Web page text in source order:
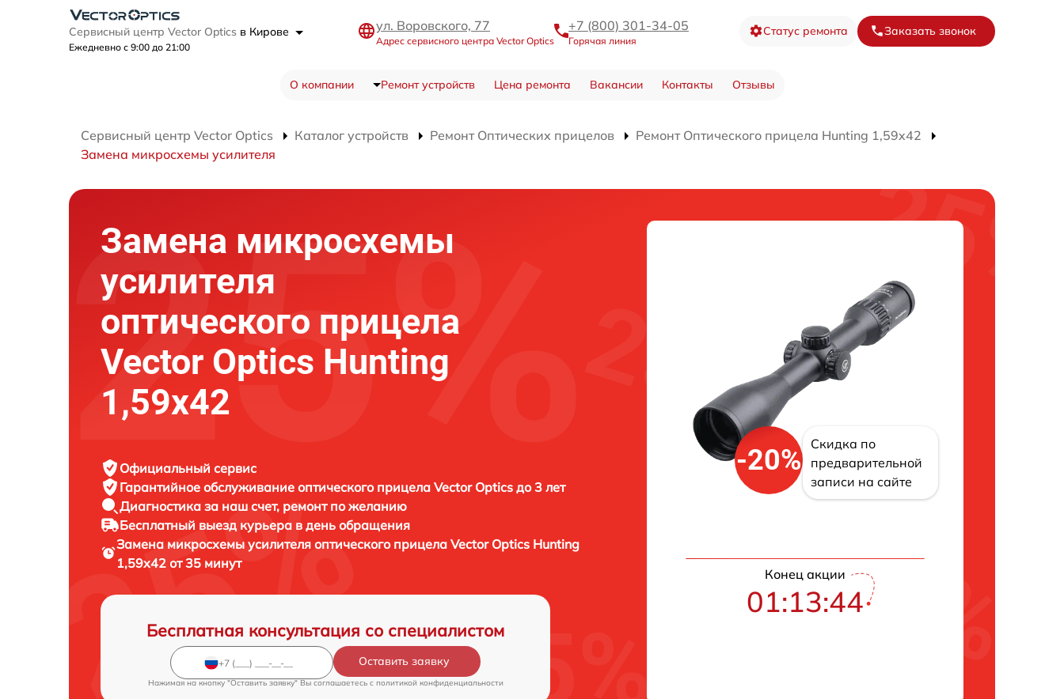
Сервисный центр Vector Optics в Кирове
Ежедневно с 9:00 до 21:00
ул. Воровского, 77
Адрес сервисного центра Vector Optics
+7 (800) 301-34-05
Горячая линия
Статус ремонта Заказать звонок
О компании Ремонт устройств Цена ремонта Вакансии Контакты Отзывы
Сервисный центр Vector Optics Каталог устройств Ремонт Оптических прицелов
Ремонт Оптического прицела Hunting 1,59x42
Замена микросхемы усилителя
Замена микросхемы
усилителя
оптического прицела
Vector Optics Hunting
1,59x42
Официальный сервис
Гарантийное обслуживание оптического прицела Vector Optics до 3 лет
Диагностика за наш счет, ремонт по желанию
Бесплатный выезд курьера в день обращения
Замена микросхемы усилителя оптического прицелаVector Optics Hunting
1,59x42 от 35 минут
Бесплатная консультация со специалистом
Оставить заявку
Нажимая на кнопку "Оставить заявку" Вы соглашаетесь c политикой конфиденциальности
-20%
Скидка по
предварительной
записи на сайте
Конец акции
01:13:43